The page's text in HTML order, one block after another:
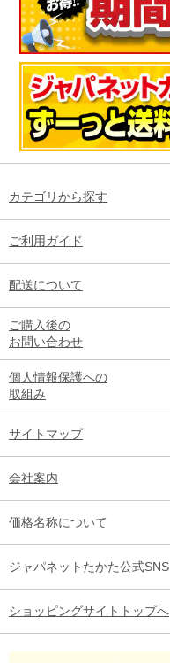
カテゴリから探す
ご利用ガイド
配送について
ご購入後の
お問い合わせ
個人情報保護への
取組み
サイトマップ
会社案内
価格名称について
ジャパネットたかた公式SNS
ショッピングサイトトップへ